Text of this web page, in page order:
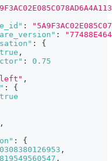
:
:
:
{
true ,
:
0.75
,
:
{
true
,
:
{
,
,